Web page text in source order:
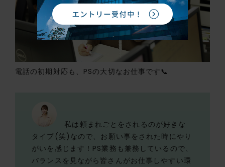
電話の初期対応も、PSの大切なお仕事です📞
私は頼まれごとをされるのが好きな
タイプ(笑)なので、お願い事をされた時にやり
がいを感じます！PS業務も兼務しているので、
バランスを見ながら皆さんがお仕事しやすい環